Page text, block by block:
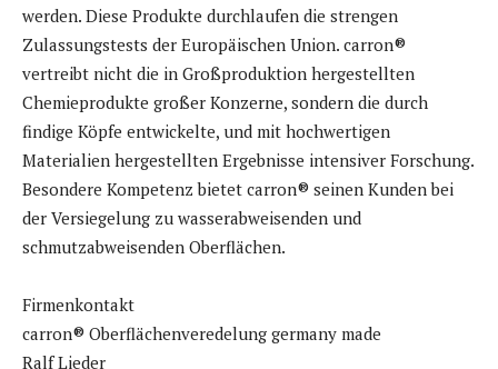
werden. Diese Produkte durchlaufen die strengen
Zulassungstests der Europäischen Union. carron®
vertreibt nicht die in Großproduktion hergestellten
Chemieprodukte großer Konzerne, sondern die durch
findige Köpfe entwickelte, und mit hochwertigen
Materialien hergestellten Ergebnisse intensiver Forschung.
Besondere Kompetenz bietet carron® seinen Kunden bei
der Versiegelung zu wasserabweisenden und
schmutzabweisenden Oberflächen.
Firmenkontakt
carron® Oberflächenveredelung germany made
Ralf Lieder